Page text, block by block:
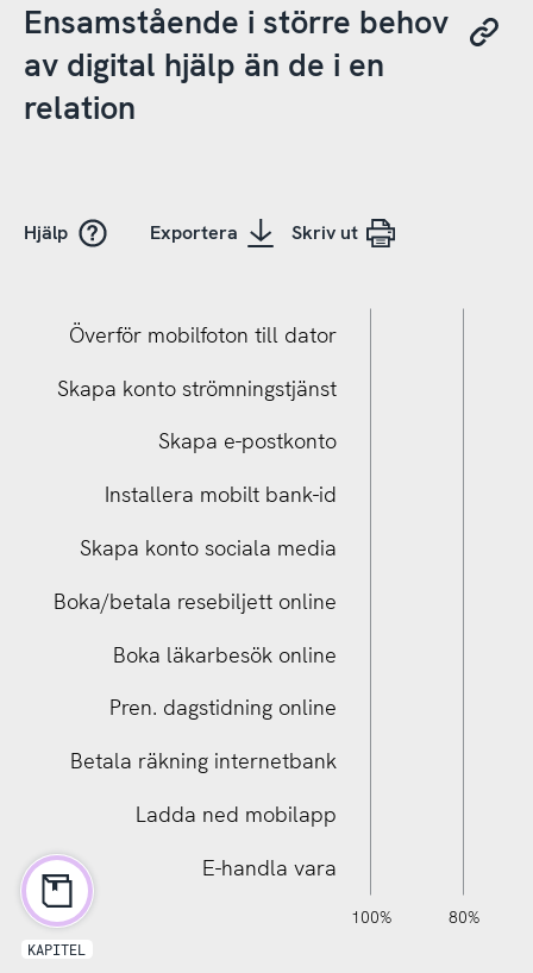
Ensamstående i större behov
av digital hjälp än de i en
relation
Hjälp Exportera Skriv ut
Boka/betala resebiljett online
E-handla vara
Ladda ned mobilapp
Betala räkning internetbank
Pren. dagstidning online
Boka läkarbesök online
Boka/betala resebiljett online
Skapa konto sociala media
Installera mobilt bank-id
Skapa e-postkonto
Skapa konto strömningstjänst
Överför mobilfoton till dator
-40%
-20% 80%
100%
120%
140%
KAPITEL